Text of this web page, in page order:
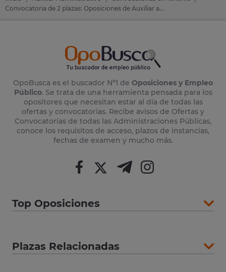
Convocatoria de 2 plazas: Oposiciones de Auxiliar administrativo en Santa Cruz De Tenerife (Tenerife)
OpoBusca es el buscador Nº1 de Oposiciones y Empleo
Público. Se trata de una herramienta pensada para los
opositores que necesitan estar al día de todas las
ofertas y convocatorias. Recibe avisos de Ofertas y
Convocatorias de todas las Administraciones Públicas,
conoce los requisitos de acceso, plazos de instancias,
fechas de examen y mucho más.
Top Oposiciones
Plazas Relacionadas